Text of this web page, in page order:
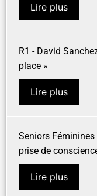
Lire plus
R1 - David
place »
Lire plus
Seniors
prise de
Lire plus